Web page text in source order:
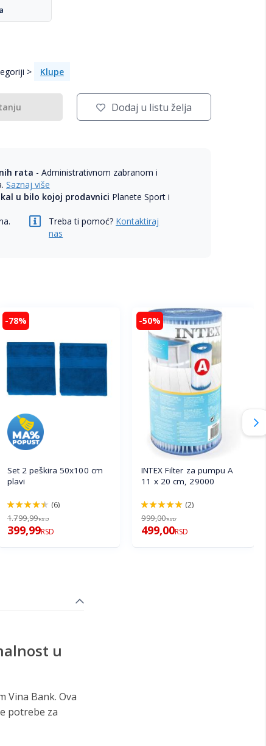
> Klupe
Dodaj u listu želja
rata - Administrativnom zabranom i
Saznaj više
u bilo kojoj prodavnici Planete Sport i
Treba ti pomoć? Kontaktiraj
nas
-78%
Set 2 peškira 50x100 cm
plavi
90%
(6)
1.799,99RSD
399,99RSD
-50%
INTEX Filter za pumpu A
11 x 20 cm, 29000
100%
(2)
999,00RSD
499,00RSD
u
Vina Bank. Ova
potrebe za